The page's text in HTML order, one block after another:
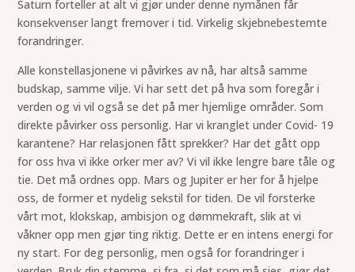
Saturn forteller at alt vi gjør under denne nymånen får
konsekvenser langt fremover i tid. Virkelig skjebnebestemte
forandringer.
Alle konstellasjonene vi påvirkes av nå, har altså samme
budskap, samme vilje. Vi har sett det på hva som foregår i
verden og vi vil også se det på mer hjemlige områder. Som
direkte påvirker oss personlig. Har vi kranglet under Covid- 19
karantene? Har relasjonen fått sprekker? Har det gått opp
for oss hva vi ikke orker mer av? Vi vil ikke lengre bare tåle og
tie. Det må ordnes opp. Mars og Jupiter er her for å hjelpe
oss, de former et nydelig sekstil for tiden. De vil forsterke
vårt mot, klokskap, ambisjon og dømmekraft, slik at vi
våkner opp men gjør ting riktig. Dette er en intens energi for
ny start. For deg personlig, men også for forandringer i